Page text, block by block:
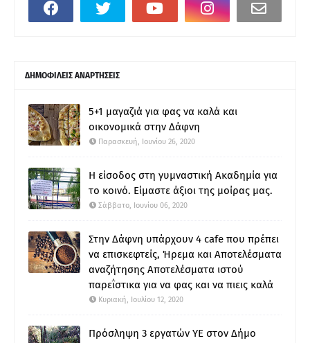
ΔΗΜΟΦΙΛΕΙΣ ΑΝΑΡΤΗΣΕΙΣ
5+1 μαγαζιά για φας να καλά και
οικονομικά στην Δάφνη
Παρασκευή, Ιουνίου 26, 2020
Η είσοδος στη γυμναστική Ακαδημία για
το κοινό. Είμαστε άξιοι της μοίρας μας.
Σάββατο, Ιουνίου 06, 2020
Στην Δάφνη υπάρχουν 4 cafe που πρέπει
να επισκεφτείς, Ήρεμα και Αποτελέσματα
αναζήτησης Αποτελέσματα ιστού
παρεΐστικα για να φας και να πιεις καλά
Κυριακή, Ιουλίου 12, 2020
Πρόσληψη 3 εργατών ΥΕ στον Δήμο